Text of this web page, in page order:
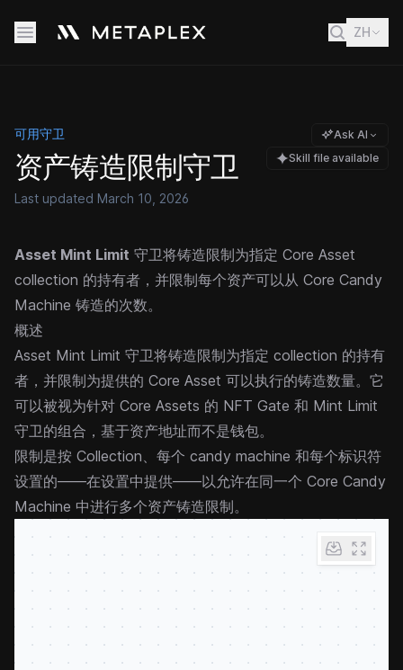
ZH
可用守卫
资产铸造限制守卫
Last updated March 10, 2026
Ask AI
Skill file available
Asset Mint Limit 守卫将铸造限制为指定 Core Asset
collection 的持有者，并限制每个资产可以从 Core Candy
Machine 铸造的次数。
概述
Asset Mint Limit 守卫将铸造限制为指定 collection 的持有
者，并限制为提供的 Core Asset 可以执行的铸造数量。它
可以被视为针对 Core Assets 的 NFT Gate 和 Mint Limit
守卫的组合，基于资产地址而不是钱包。
限制是按 Collection、每个 candy machine 和每个标识符
设置的——在设置中提供——以允许在同一个 Core Candy
Machine 中进行多个资产铸造限制。